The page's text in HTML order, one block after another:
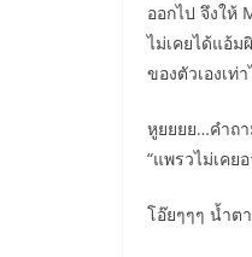
ออกไป จึงให้
ไม่เคยได้แอ้
ของตัวเองเท่
หูยยยย…คำถ
“แพรวไม่เค
โอ๊ยๆๆๆ น้ำต